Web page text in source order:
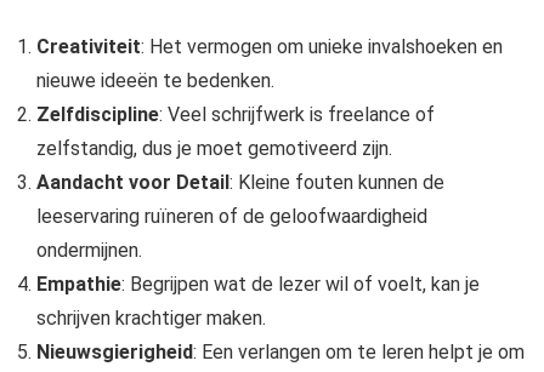
Creativiteit: Het vermogen om unieke invalshoeken en
nieuwe ideeën te bedenken.
Zelfdiscipline: Veel schrijfwerk is freelance of
zelfstandig, dus je moet gemotiveerd zijn.
Aandacht voor Detail: Kleine fouten kunnen de
leeservaring ruïneren of de geloofwaardigheid
ondermijnen.
Empathie: Begrijpen wat de lezer wil of voelt, kan je
schrijven krachtiger maken.
Nieuwsgierigheid: Een verlangen om te leren helpt je om